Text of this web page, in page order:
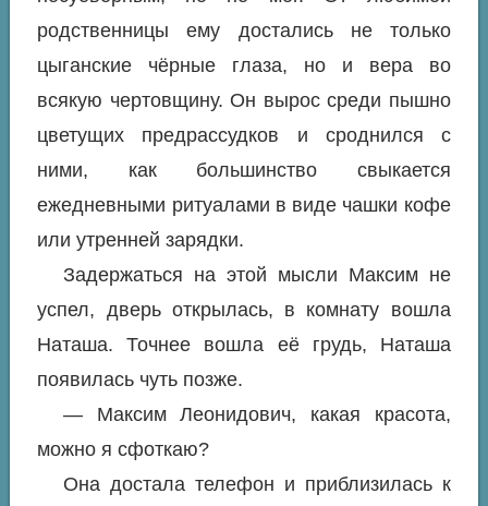
родственницы ему достались не только
цыганские чёрные глаза, но и вера во
всякую чертовщину. Он вырос среди пышно
цветущих предрассудков и сроднился с
ними, как большинство свыкается
ежедневными ритуалами в виде чашки кофе
или утренней зарядки.
Задержаться на этой мысли Максим не
успел, дверь открылась, в комнату вошла
Наташа. Точнее вошла её грудь, Наташа
появилась чуть позже.
— Максим Леонидович, какая красота,
можно я сфоткаю?
Она достала телефон и приблизилась к